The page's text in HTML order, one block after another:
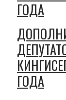
ГОДА
ГОДА